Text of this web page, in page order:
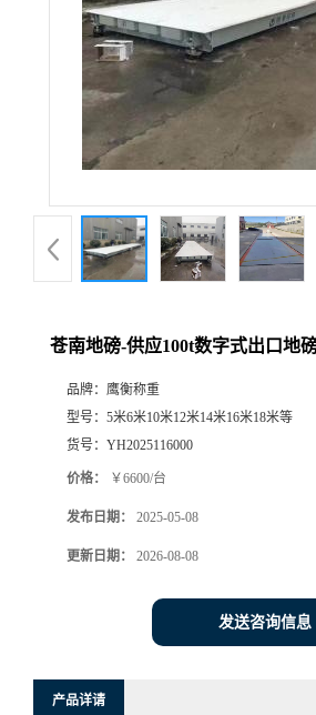
苍南地磅-供应100t数字式出口地
品牌： 鹰衡称重
型号： 5米6米10米12米14米16米18米等
货号： YH2025116000
价格： ￥6600/台
发布日期： 2025-05-08
更新日期： 2026-08-08
发送咨询信息
产品详请